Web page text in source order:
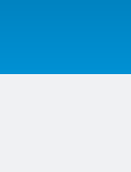
giá có thể phát